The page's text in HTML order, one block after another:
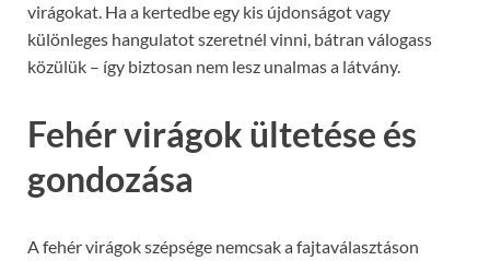
virágokat. Ha a kertedbe egy kis újdonságot vagy
különleges hangulatot szeretnél vinni, bátran válogass
közülük – így biztosan nem lesz unalmas a látvány.
Fehér virágok ültetése és
gondozása
A fehér virágok szépsége nemcsak a fajtaválasztáson